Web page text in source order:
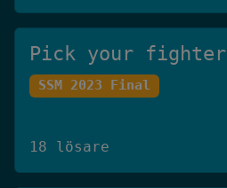
Pick your fighter
SSM 2023 Final
18 lösare